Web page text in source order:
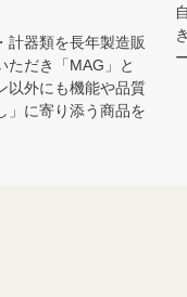
計器類を長年製造販
ただき「MAG」と
以外にも機能や品質
」に寄り添う商品を